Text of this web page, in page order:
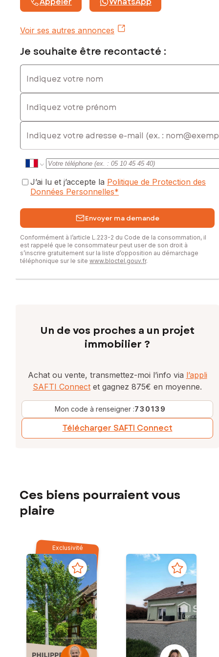
Voir ses autres annonces
Je souhaite être recontacté :
Indiquez votre nom
Indiquez votre prénom
E-mail
J’ai lu et j’accepte la Politique de Protection des
Données Personnelles*
Envoyer ma demande
Conformément à l’article L.223-2 du Code de la consommation, il
est rappelé que le consommateur peut user de son droit à
s’inscrire gratuitement sur la liste d’opposition au démarchage
téléphonique sur le site www.bloctel.gouv.fr.
Un de vos proches a un projet
immobilier ?
Achat ou vente, transmettez-moi l’info via l’appli
SAFTI Connect et gagnez 875€ en moyenne.
Mon code à renseigner :730139
Télécharger SAFTI Connect
Ces biens pourraient vous
plaire
Exclusivité